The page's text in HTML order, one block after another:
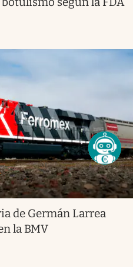
de Germán Larrea
la BMV